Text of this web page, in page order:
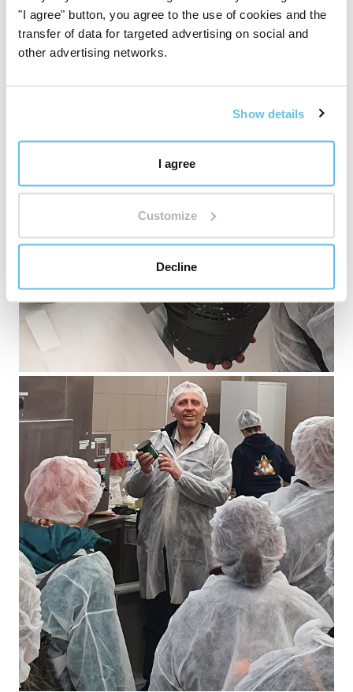
"I agree" button, you agree to the use of cookies and the
transfer of data for targeted advertising on social and
other advertising networks.
Show details
I agree
Customize
Decline
bruk skjemaet for "Åpen dag" for påmelding.